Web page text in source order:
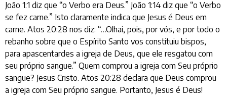
João 1:1 diz que “o Verbo era Deus.” João 1:14 diz que “o Verbo
se fez carne.” Isto claramente indica que Jesus é Deus em
carne. Atos 20:28 nos diz: “…Olhai, pois, por vós, e por todo o
rebanho sobre que o Espírito Santo vos constituiu bispos,
para apascentardes a igreja de Deus, que ele resgatou com
seu próprio sangue.” Quem comprou a igreja com Seu próprio
sangue? Jesus Cristo. Atos 20:28 declara que Deus comprou
a igreja com Seu próprio sangue. Portanto, Jesus é Deus!